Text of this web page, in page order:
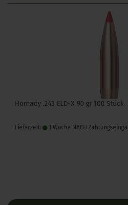
Hornady .243 ELD-X 90 gr 100 Stück
Lieferzeit: 1 Woche NACH